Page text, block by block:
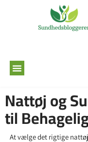
Nattøj og
til
At vælge det rigtige